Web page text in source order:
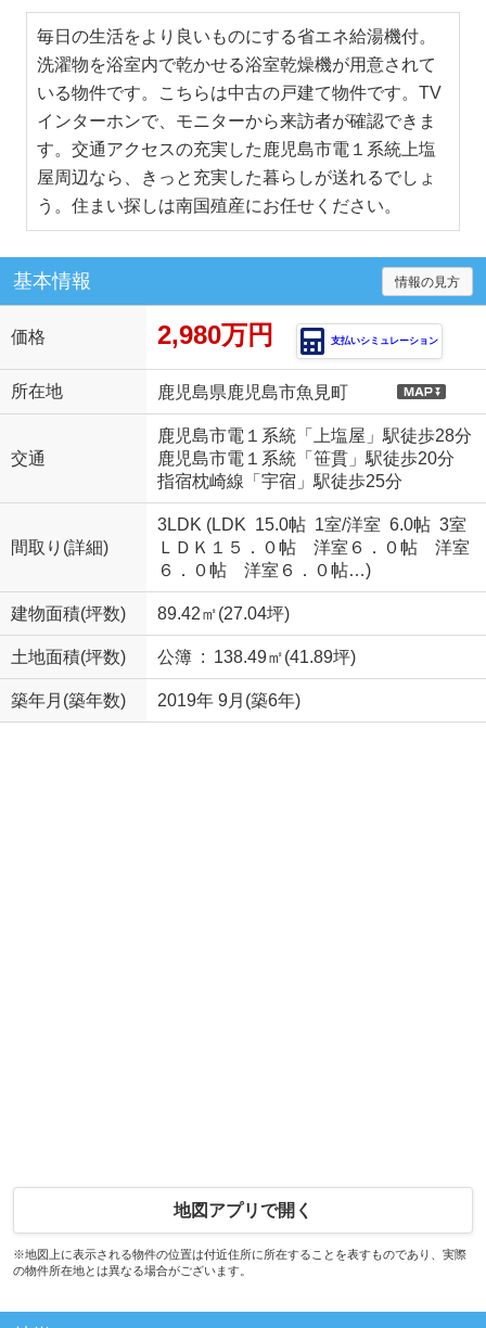
毎日の生活をより良いものにする省エネ給湯機付。
洗濯物を浴室内で乾かせる浴室乾燥機が用意されて
いる物件です。こちらは中古の戸建て物件です。TV
インターホンで、モニターから来訪者が確認できま
す。交通アクセスの充実した鹿児島市電１系統上塩
屋周辺なら、きっと充実した暮らしが送れるでしょ
う。住まい探しは南国殖産にお任せください。
基本情報 情報の見方
価格 2,980万円 支払いシミュレーション
所在地 鹿児島県鹿児島市魚見町
交通
鹿児島市電１系統「上塩屋」駅徒歩28分
鹿児島市電１系統「笹貫」駅徒歩20分
指宿枕崎線「宇宿」駅徒歩25分
間取り(詳細)
3LDK (LDK 15.0帖 1室/洋室 6.0帖 3室
ＬＤＫ１５．０帖 洋室６．０帖 洋室
６．０帖 洋室６．０帖…)
建物面積(坪数) 89.42㎡(27.04坪)
土地面積(坪数) 公簿 : 138.49㎡(41.89坪)
築年月(築年数) 2019年 9月(築6年)
地図アプリで開く
※地図上に表示される物件の位置は付近住所に所在することを表すものであり、実際
の物件所在地とは異なる場合がございます。